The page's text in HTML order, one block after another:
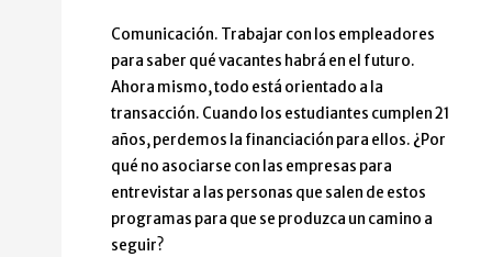
Comunicación. Trabajar con los empleadores
para saber qué vacantes habrá en el futuro.
Ahora mismo, todo está orientado a la
transacción. Cuando los estudiantes cumplen 21
años, perdemos la financiación para ellos. ¿Por
qué no asociarse con las empresas para
entrevistar a las personas que salen de estos
programas para que se produzca un camino a
seguir?